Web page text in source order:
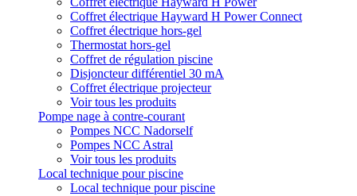
Coffret électrique Hayward H Power Connect
Coffret électrique hors-gel
Thermostat hors-gel
Coffret de régulation piscine
Disjoncteur différentiel 30 mA
Coffret électrique projecteur
Voir tous les produits
Pompe nage à contre-courant
Pompes NCC Nadorself
Pompes NCC Astral
Voir tous les produits
Local technique pour piscine
Local technique pour piscine